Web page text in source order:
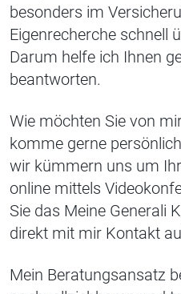
besonders im
Eigenrecherche schnell
Darum helfe ich Ihnen
beantworten.
Wie möchten Sie von
komme gerne
wir kümmern uns um
online mittels
Sie das Meine Generali
direkt mit mir Kontakt
Mein Beratungsansatz